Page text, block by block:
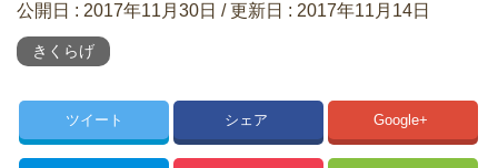
公開日 : 2017年11月30日 / 更新日 : 2017年11月14日
きくらげ
ツイート シェア Google+